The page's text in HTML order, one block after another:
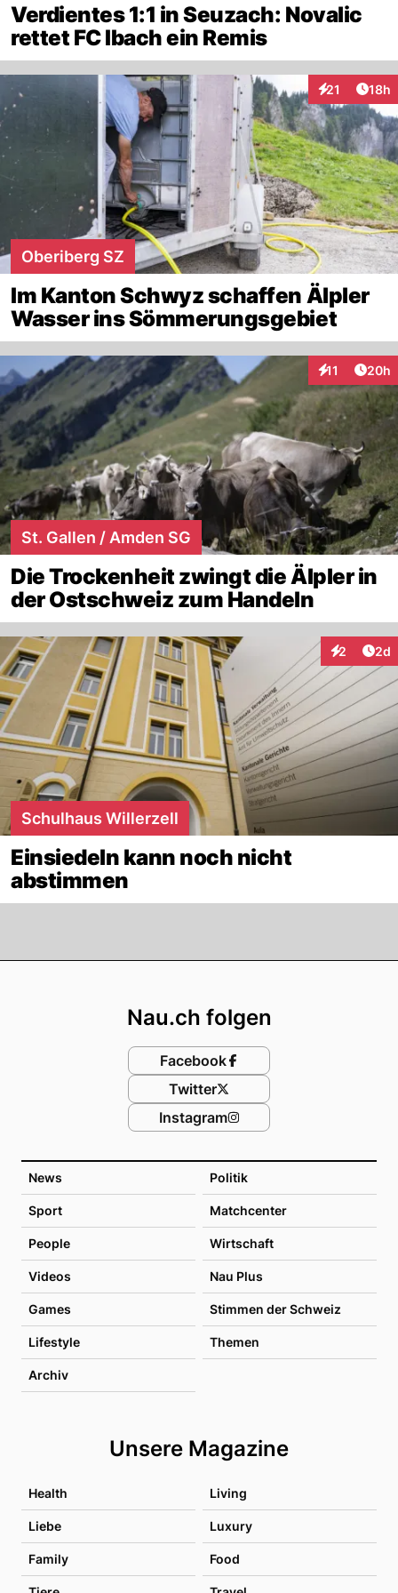
Verdientes 1:1 in Seuzach: Novalic
rettet FC Ibach ein Remis
21
Interaktionen
18h
Oberiberg SZ
Im Kanton Schwyz schaffen Älpler
Wasser ins Sömmerungsgebiet
11
Interaktionen
20h
St. Gallen / Amden SG
Die Trockenheit zwingt die Älpler in
der Ostschweiz zum Handeln
2 2d
Schulhaus Willerzell
Einsiedeln kann noch nicht
abstimmen
News Politik
Sport Matchcenter
People Wirtschaft
Videos Nau Plus
Games Stimmen der Schweiz
Lifestyle Themen
Archiv
Unsere Magazine
Health Living
Liebe Luxury
Family Food
Nau.ch folgen
Facebook
Twitter
Instagram